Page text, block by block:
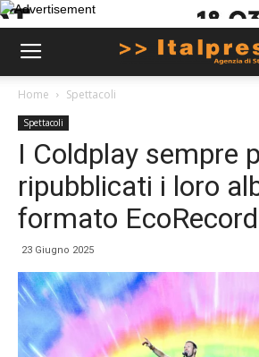
Home Spettacoli
Spettacoli
I Coldplay sempre
ripubblicati i loro
formato EcoRecord
23 Giugno 2025